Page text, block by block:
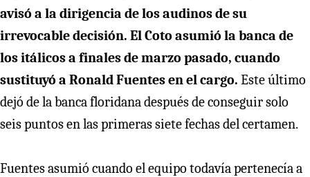
avisó a la dirigencia de los audinos de su
irrevocable decisión. El Coto asumió la banca de
los itálicos a finales de marzo pasado, cuando
sustituyó a Ronald Fuentes en el cargo. Este último
dejó de la banca floridana después de conseguir solo
seis puntos en las primeras siete fechas del certamen.
Fuentes asumió cuando el equipo todavía pertenecía a